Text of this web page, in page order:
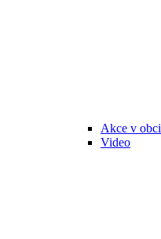
Akce v obci
Video